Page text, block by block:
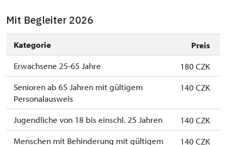
Mit Begleiter 2026
Kategorie
Preis
Erwachsene 25-65 Jahre
180 CZK
Senioren ab 65 Jahren mit gültigem
Personalausweis
140 CZK
Jugendliche von 18 bis einschl. 25 Jahren
140 CZK
Menschen mit Behinderung mit gültigem
140 CZK